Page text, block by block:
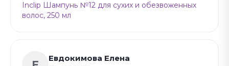
Inclip Шампунь №12 для сухих и обезвоженных
волос, 250 мл
Евдокимова Елена